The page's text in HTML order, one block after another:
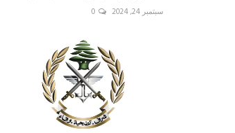
سبتمبر 24, 2024 0